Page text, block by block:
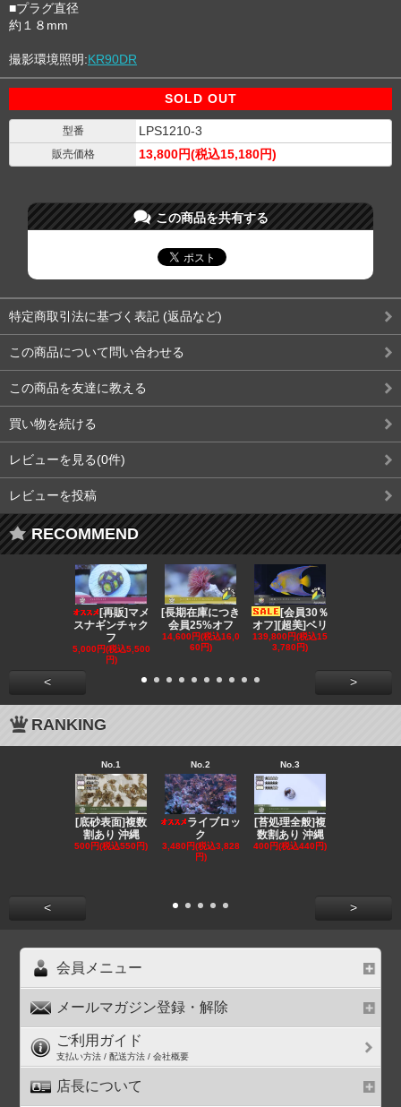
■プラグ直径
約１８mm
撮影環境照明:KR90DR
SOLD OUT
型番 LPS1210-3
販売価格 13,800円(税込15,180円)
この商品を共有する
特定商取引法に基づく表記 (返品など)
この商品について問い合わせる
この商品を友達に教える
買い物を続ける
レビューを見る(0件)
レビューを投稿
RECOMMEND
[再販]マメ
スナギンチャク
フ
5,000円(税込5,500
円)
[長期在庫につき
会員25%オフ
14,600円(税込16,0
60円)
[会員30％
オフ][超美]ベリ
139,800円(税込15
3,780円)
< >
RANKING
No.1
[底砂表面]複数
割あり 沖縄
500円(税込550円)
No.2
ライブロッ
ク
3,480円(税込3,828
円)
No.3
[苔処理全般]複
数割あり 沖縄
400円(税込440円)
< >
会員メニュー
メールマガジン登録・解除
ご利用ガイド
支払い方法 / 配送方法 / 会社概要
店長について